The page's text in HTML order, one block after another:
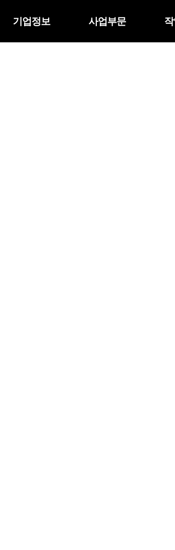
기업정보 사업부문